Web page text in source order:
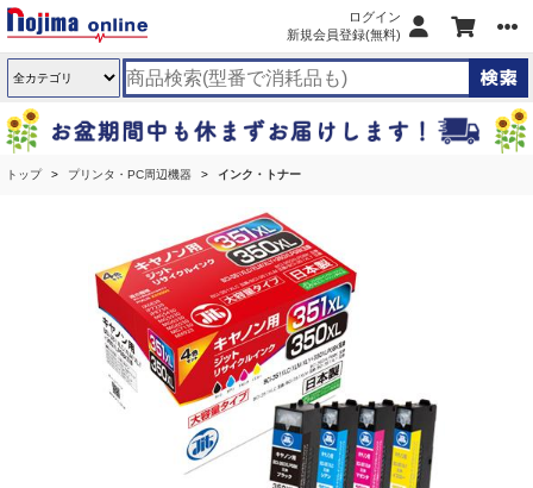
ログイン
新規会員登録(無料)
トップ プリンタ・PC周辺機器 インク・トナー